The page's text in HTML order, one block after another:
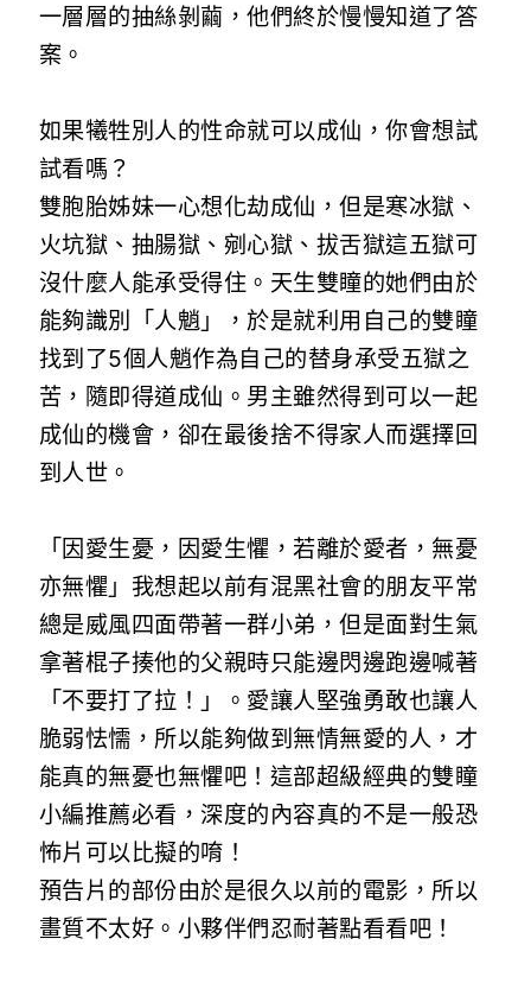
一層層的抽絲剝繭，他們終於慢慢知道了答
案。
如果犧牲別人的性命就可以成仙，你會想試
試看嗎？
雙胞胎姊妹一心想化劫成仙，但是寒冰獄、
火坑獄、抽腸獄、剜心獄、拔舌獄這五獄可
沒什麼人能承受得住。天生雙瞳的她們由於
能夠識別「人魈」，於是就利用自己的雙瞳
找到了5個人魈作為自己的替身承受五獄之
苦，隨即得道成仙。男主雖然得到可以一起
成仙的機會，卻在最後捨不得家人而選擇回
到人世。
「因愛生憂，因愛生懼，若離於愛者，無憂
亦無懼」我想起以前有混黑社會的朋友平常
總是威風四面帶著一群小弟，但是面對生氣
拿著棍子揍他的父親時只能邊閃邊跑邊喊著
「不要打了拉！」。愛讓人堅強勇敢也讓人
脆弱怯懦，所以能夠做到無情無愛的人，才
能真的無憂也無懼吧！這部超級經典的雙瞳
小編推薦必看，深度的內容真的不是一般恐
怖片可以比擬的唷！
預告片的部份由於是很久以前的電影，所以
畫質不太好。小夥伴們忍耐著點看看吧！